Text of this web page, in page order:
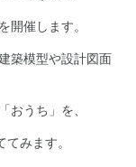
開催します。
築模型や設計図面
おうち」を、
みます。